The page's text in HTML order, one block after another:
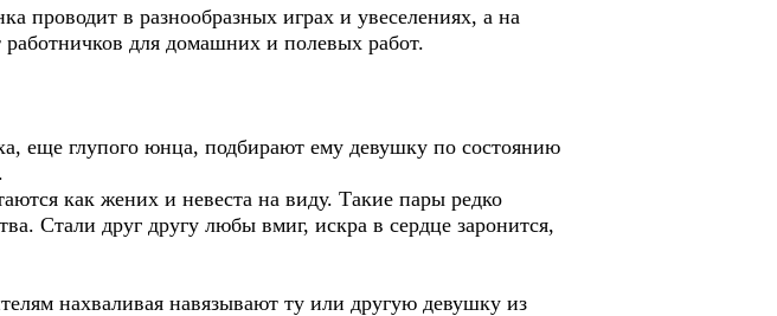
проводит в разнообразных играх и увеселениях, а на
для домашних и полевых работ.
еще глупого юнца, подбирают ему девушку по состоянию
как жених и невеста на виду. Такие пары редко
Стали друг другу любы вмиг, искра в сердце заронится,
нахваливая навязывают ту или другую девушку из